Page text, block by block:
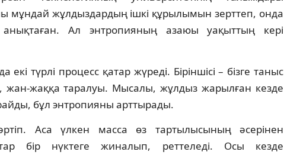
мұндай жұлдыздардың ішкі құрылымын зерттеп, онда
анықтаған. Ал энтропияның азаюы уақыттың кері
түрлі процесс қатар жүреді. Біріншісі – бізге таныс
жан-жаққа таралуы. Мысалы, жұлдыз жарылған кезде
бұл энтропияны арттырады.
Аса үлкен масса өз тартылысының әсерінен
бір нүктеге жиналып, реттеледі. Осы кезде